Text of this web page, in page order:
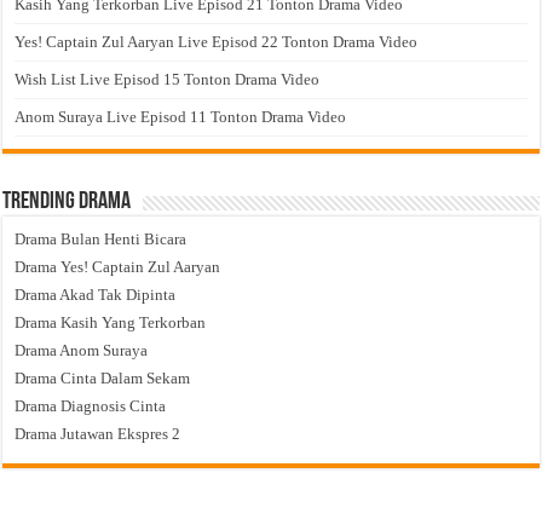
Kasih Yang Terkorban Live Episod 21 Tonton Drama Video
Yes! Captain Zul Aaryan Live Episod 22 Tonton Drama Video
Wish List Live Episod 15 Tonton Drama Video
Anom Suraya Live Episod 11 Tonton Drama Video
Trending Drama
Drama Bulan Henti Bicara
Drama Yes! Captain Zul Aaryan
Drama Akad Tak Dipinta
Drama Kasih Yang Terkorban
Drama Anom Suraya
Drama Cinta Dalam Sekam
Drama Diagnosis Cinta
Drama Jutawan Ekspres 2